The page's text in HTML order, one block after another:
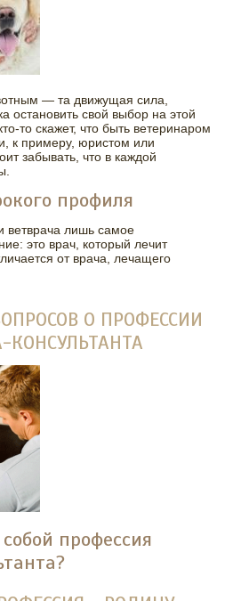
— та движущая сила,
остановить свой выбор на этой
то скажет, что быть ветеринаром
к примеру, юристом или
забывать, что в каждой
профиля
лишь самое
это врач, который лечит
от врача, лечащего
О ПРОФЕССИИ
КОНСУЛЬТАНТА
профессия